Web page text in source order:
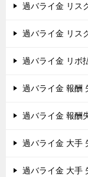
過バライ金 リス
過バライ金 リス
過バライ金 リボ
過バライ金 報酬
過バライ金 報酬
過バライ金 大手
過バライ金 大手